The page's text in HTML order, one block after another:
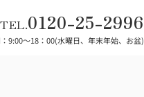
TEL.0120-25-2996
9:00～18：00(水曜日、年末年始、お盆)